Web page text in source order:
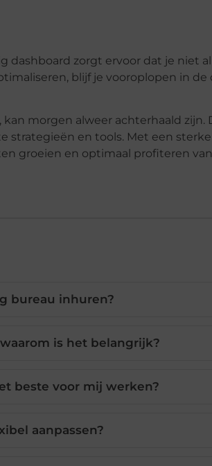
dashboard zorgt ervoor dat je niet
blijf je vooroplopen in de
morgen alweer achterhaald zijn.
strategieën en tools. Met een sterke
groeien en optimaal profiteren
bureau inhuren?
is het belangrijk?
beste voor mij werken?
aanpassen?